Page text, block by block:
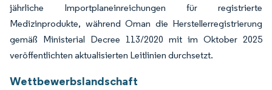
jährliche Importplaneinreichungen für registrierte
Medizinprodukte, während Oman die Herstellerregistrierung
gemäß Ministerial Decree 113/2020 mit im Oktober 2025
veröffentlichten aktualisierten Leitlinien durchsetzt.
Wettbewerbslandschaft